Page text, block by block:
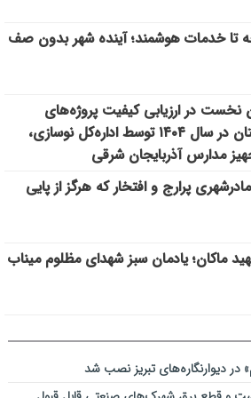
منطقه آزاد ارس بر جایگاه استراتژیک روابط
تا خدمات هوشمند؛ آینده شهر بدون صف
در ارزیابی کیفیت پروژه‌های
آموزشی استان در سال ۱۴۰۴ توسط اداره‌کل نوسازی،
مدارس آذربایجان شرقی
پرارج و افتخار که هرگز از پایی
ماکان؛ یادمان سبز شهدای مظلوم میناب
دیوارنگاره‌های تبریز نصب شد